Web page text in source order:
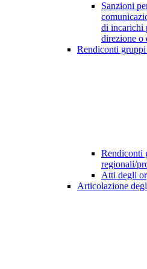
Sanzioni
di incarichi
direzione o
Rendiconti
Rendiconti
regionali/
Atti degli
Articolazione